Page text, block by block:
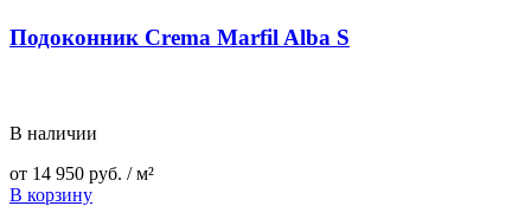
Подоконник Crema Marfil Alba S
В наличии
от 14 950 руб. / м²
В корзину